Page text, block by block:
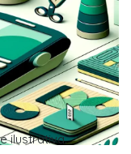
ilustrativa.